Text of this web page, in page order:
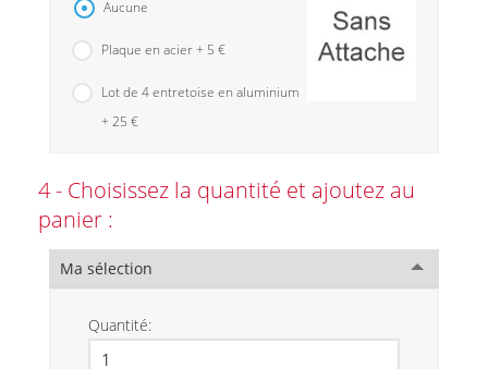
Aucune
Plaque en acier + 5 €
Lot de 4 entretoise en aluminium
+ 25 €
4 - Choisissez la quantité et ajoutez au
panier :
Ma sélection
Quantité: